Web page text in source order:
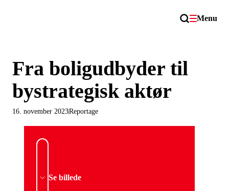
Menu
Fra boligudbyder til
bystrategisk aktør
Reportage
16. november 2023
Se billede